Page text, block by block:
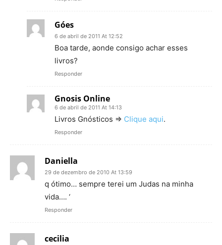
Góes
6 de abril de 2011 At 12:52
Boa tarde, aonde consigo achar esses
livros?
Responder
Gnosis Online
6 de abril de 2011 At 14:13
Livros Gnósticos => Clique aqui.
Responder
Daniella
29 de dezembro de 2010 At 13:59
q ótimo… sempre terei um Judas na minha
vida…. ‘
Responder
cecilia